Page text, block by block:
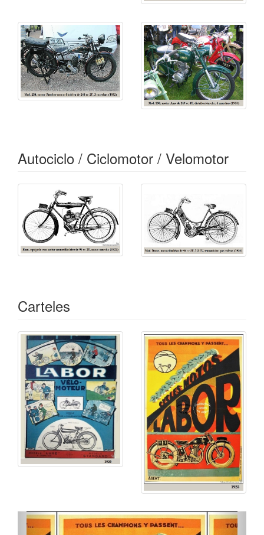
tarde en diversas máquina ALCYON. 1920-1922
Otrasmarcas absorbidas por Alcyon.
Autociclo / Ciclomotor / Velomotor
Carteles